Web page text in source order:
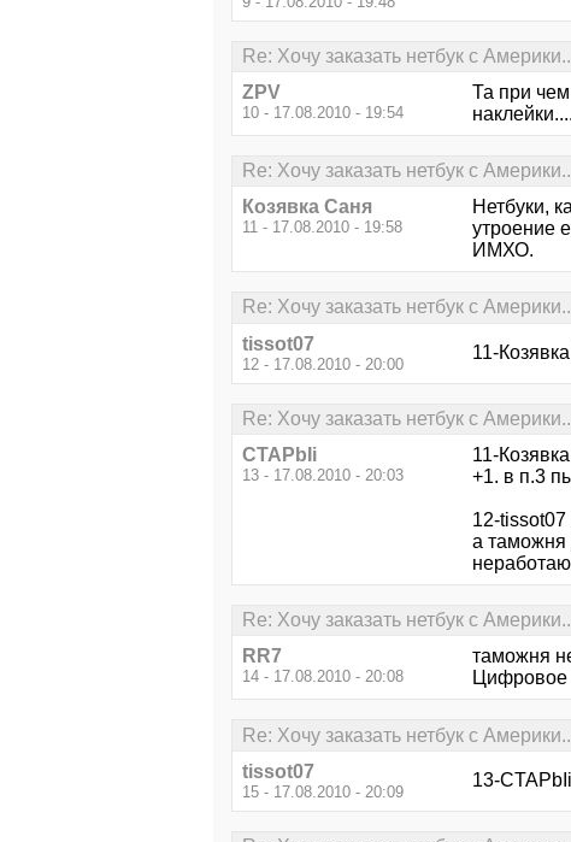
Re: Хочу заказать нетбук с
ZPV
10 - 17.08.2010 - 19:54
Та при чем
Re: Хочу заказать нетбук с
Козявка Саня
11 - 17.08.2010 - 19:58
Нетбуки,
утроение
ИМХО.
Re: Хочу заказать нетбук с
tissot07
12 - 17.08.2010 - 20:00
11-
Re: Хочу заказать нетбук с
CTAPbIi
13 - 17.08.2010 - 20:03
11-
+1. в п.3
12-tissot07
а таможня
Re: Хочу заказать нетбук с
RR7
14 - 17.08.2010 - 20:08
таможня
Цифровое
Re: Хочу заказать нетбук с
tissot07
15 - 17.08.2010 - 20:09
13-